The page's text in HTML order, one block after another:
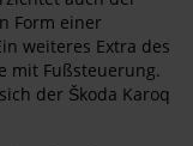
Form einer
weiteres Extra des
mit Fußsteuerung.
der Škoda Karoq